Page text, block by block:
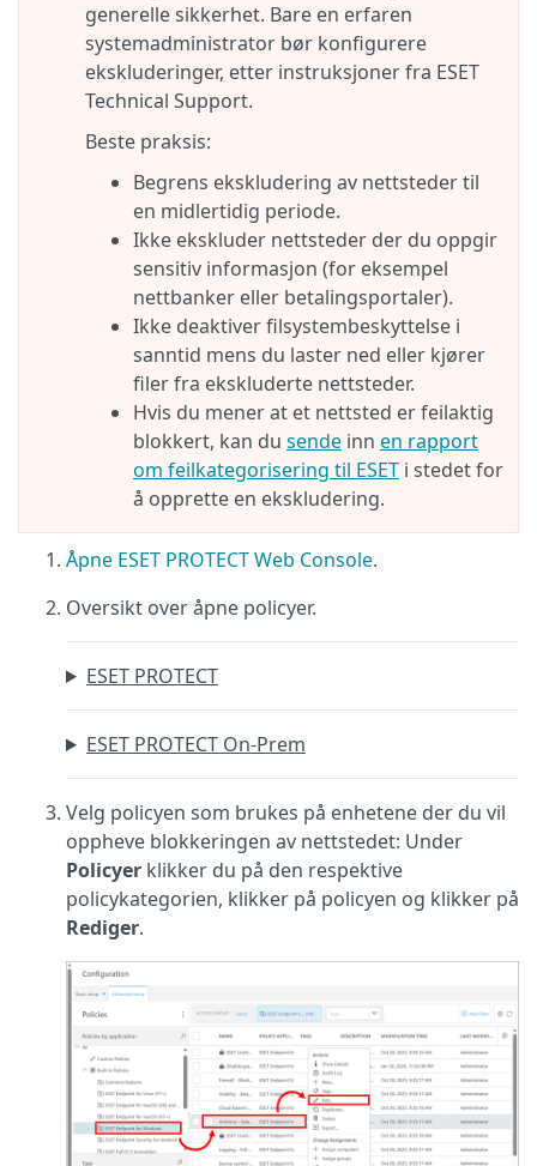
generelle sikkerhet. Bare en erfaren
systemadministrator bør konfigurere
ekskluderinger, etter instruksjoner fra ESET
Technical Support.
Beste praksis:
Begrens ekskludering av nettsteder til
en midlertidig periode.
Ikke ekskluder nettsteder der du oppgir
sensitiv informasjon (for eksempel
nettbanker eller betalingsportaler).
Ikke deaktiver filsystembeskyttelse i
sanntid mens du laster ned eller kjører
filer fra ekskluderte nettsteder.
Hvis du mener at et nettsted er feilaktig
blokkert, kan du sende inn en rapport
om feilkategorisering til ESET i stedet for
å opprette en ekskludering.
Åpne ESET PROTECT Web Console.
Oversikt over åpne policyer.
ESET PROTECT
ESET PROTECT On-Prem
Velg policyen som brukes på enhetene der du vil
oppheve blokkeringen av nettstedet: Under
Policyer klikker du på den respektive
policykategorien, klikker på policyen og klikker på
Rediger.